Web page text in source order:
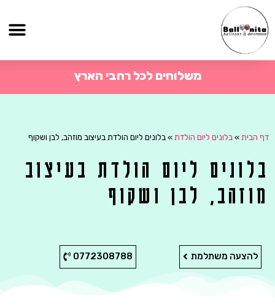
משלוחים לכל רחבי הארץ
דף הבית»בלונים ליום הולדת»בלונים ליום הולדת בעיצוב מוזהב, לבן ושקוף
בלונים ליום הולדת בעיצוב
מוזהב, לבן ושקוף
להצעה משתלמת 0772308788